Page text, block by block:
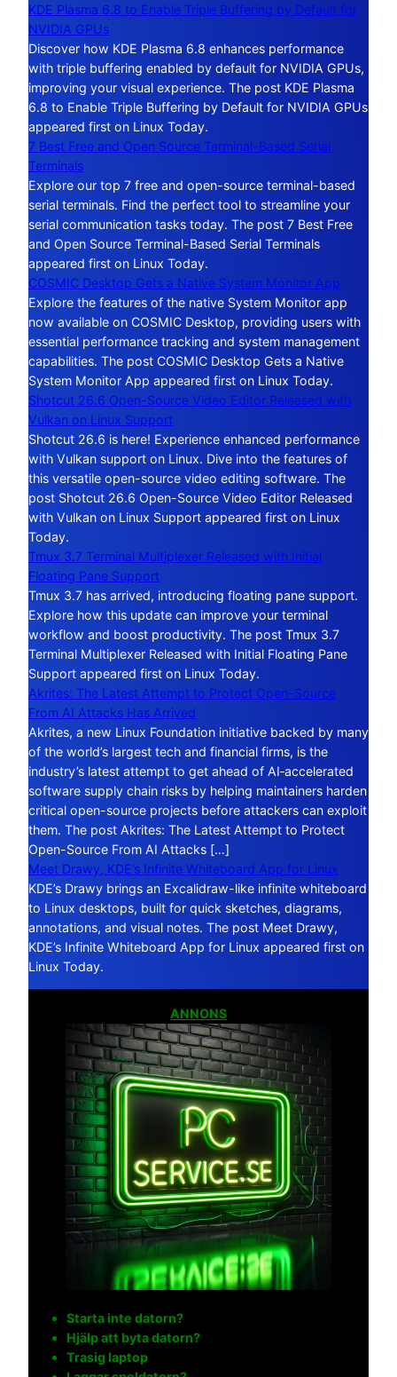
KDE Plasma 6.8 to Enable Triple Buffering by Default for
NVIDIA GPUs
Discover how KDE Plasma 6.8 enhances performance
with triple buffering enabled by default for NVIDIA GPUs,
improving your visual experience. The post KDE Plasma
6.8 to Enable Triple Buffering by Default for NVIDIA GPUs
appeared first on Linux Today.
7 Best Free and Open Source Terminal-Based Serial
Terminals
Explore our top 7 free and open-source terminal-based
serial terminals. Find the perfect tool to streamline your
serial communication tasks today. The post 7 Best Free
and Open Source Terminal-Based Serial Terminals
appeared first on Linux Today.
COSMIC Desktop Gets a Native System Monitor App
Explore the features of the native System Monitor app
now available on COSMIC Desktop, providing users with
essential performance tracking and system management
capabilities. The post COSMIC Desktop Gets a Native
System Monitor App appeared first on Linux Today.
Shotcut 26.6 Open-Source Video Editor Released with
Vulkan on Linux Support
Shotcut 26.6 is here! Experience enhanced performance
with Vulkan support on Linux. Dive into the features of
this versatile open-source video editing software. The
post Shotcut 26.6 Open-Source Video Editor Released
with Vulkan on Linux Support appeared first on Linux
Today.
Tmux 3.7 Terminal Multiplexer Released with Initial
Floating Pane Support
Tmux 3.7 has arrived, introducing floating pane support.
Explore how this update can improve your terminal
workflow and boost productivity. The post Tmux 3.7
Terminal Multiplexer Released with Initial Floating Pane
Support appeared first on Linux Today.
Akrites: The Latest Attempt to Protect Open-Source
From AI Attacks Has Arrived
Akrites, a new Linux Foundation initiative backed by many
of the world’s largest tech and financial firms, is the
industry’s latest attempt to get ahead of AI‑accelerated
software supply chain risks by helping maintainers harden
critical open-source projects before attackers can exploit
them. The post Akrites: The Latest Attempt to Protect
Open-Source From AI Attacks […]
Meet Drawy, KDE’s Infinite Whiteboard App for Linux
KDE’s Drawy brings an Excalidraw-like infinite whiteboard
to Linux desktops, built for quick sketches, diagrams,
annotations, and visual notes. The post Meet Drawy,
KDE’s Infinite Whiteboard App for Linux appeared first on
Linux Today.
ANNONS
Starta inte datorn?
Hjälp att byta datorn?
Trasig laptop